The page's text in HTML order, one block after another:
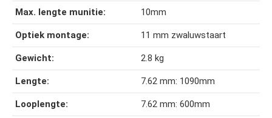
Max. lengte munitie: 10mm
Optiek montage: 11 mm zwaluwstaart
Gewicht: 2.8 kg
Lengte: 7.62 mm: 1090mm
Looplengte: 7.62 mm: 600mm